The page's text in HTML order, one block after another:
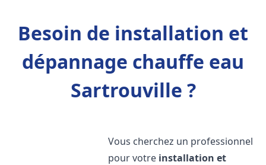
Besoin de installation et
dépannage chauffe eau
Sartrouville ?
Vous cherchez un professionnel
pour votre installation et